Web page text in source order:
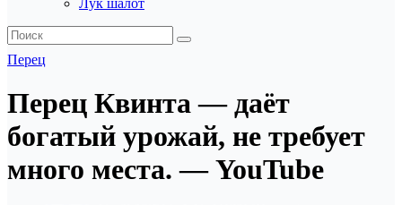
Лук шалот
Перец
Перец Квинта — даёт
богатый урожай, не требует
много места. — YouTube